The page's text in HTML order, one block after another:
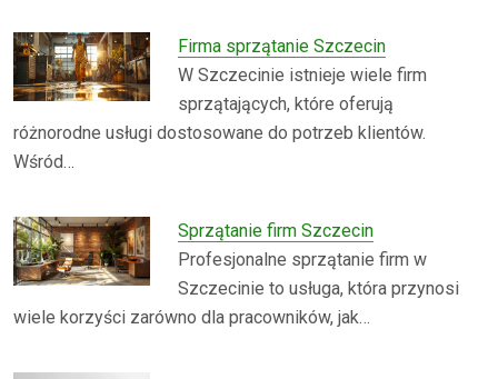
Firma sprzątanie Szczecin
W Szczecinie istnieje wiele firm
sprzątających, które oferują
różnorodne usługi dostosowane do potrzeb klientów.
Wśród…
Sprzątanie firm Szczecin
Profesjonalne sprzątanie firm w
Szczecinie to usługa, która przynosi
wiele korzyści zarówno dla pracowników, jak…